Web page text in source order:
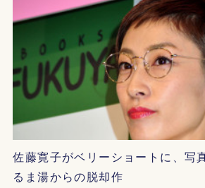
佐藤寛子がベリーショートに、写
るま湯からの脱却作